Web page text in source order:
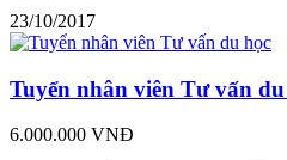
23/10/2017
Tuyển nhân viên Tư vấn
6.000.000 VNĐ